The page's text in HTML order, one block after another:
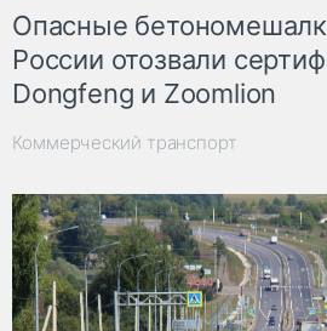
Опасные
России отозвали
Dongfeng и Zoomlion
Коммерческий транспорт